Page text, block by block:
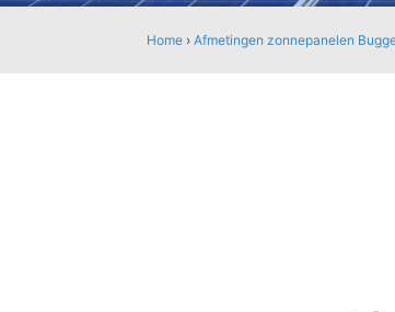
Home ›Afmetingen zonnepanelen